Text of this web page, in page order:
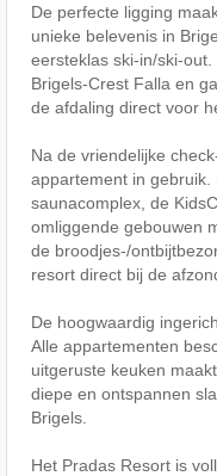
De perfecte ligging
unieke belevenis in
eersteklas ski-in/ski-
Brigels-Crest Falla en
de afdaling direct voor
Na de vriendelijke
appartement in
saunacomplex, de
omliggende gebouwen
de broodjes-/
resort direct bij de
De hoogwaardig
Alle appartementen
uitgeruste keuken
diepe en ontspannen
Brigels.
Het Pradas Resort is